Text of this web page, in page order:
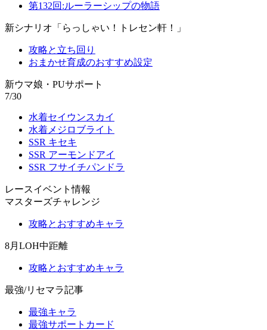
第132回:ルーラーシップの物語
新シナリオ「らっしゃい！トレセン軒！」
攻略と立ち回り
おまかせ育成のおすすめ設定
新ウマ娘・PUサポート
7/30
水着セイウンスカイ
水着メジロブライト
SSR キセキ
SSR アーモンドアイ
SSR フサイチパンドラ
レースイベント情報
マスターズチャレンジ
攻略とおすすめキャラ
8月LOH中距離
攻略とおすすめキャラ
最強/リセマラ記事
最強キャラ
最強サポートカード